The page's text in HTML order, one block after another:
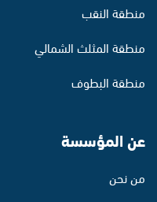
منطقة النقب
منطقة المثلث الشمالي
منطقة البطوف
عن المؤسسة
من نحن